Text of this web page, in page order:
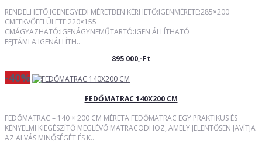
RENDELHETŐ:IGENEGYEDI MÉRETBEN KÉRHETŐ:IGENMÉRETE:285×200
CMFEKVŐFELÜLETE:220×155
CMÁGYAZHATÓ:IGENÁGYNEMŰTARTÓ:IGEN ÁLLÍTHATÓ
FEJTÁMLA:IGENÁLLÍTH..
895 000,-Ft
-40%
FEDŐMATRAC 140X200 CM
FEDŐMATRAC – 140 × 200 CM MÉRETA FEDŐMATRAC EGY PRAKTIKUS ÉS
KÉNYELMI KIEGÉSZÍTŐ MEGLÉVŐ MATRACODHOZ, AMELY JELENTŐSEN JAVÍTJA
AZ ALVÁS MINŐSÉGÉT ÉS K..